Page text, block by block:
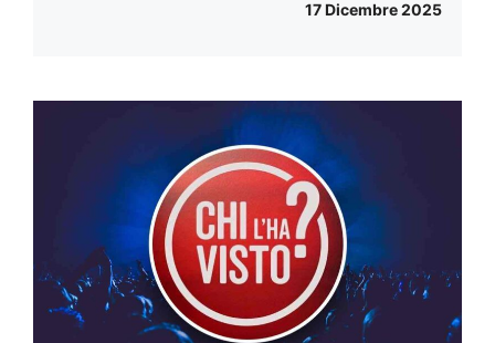
17 Dicembre 2025